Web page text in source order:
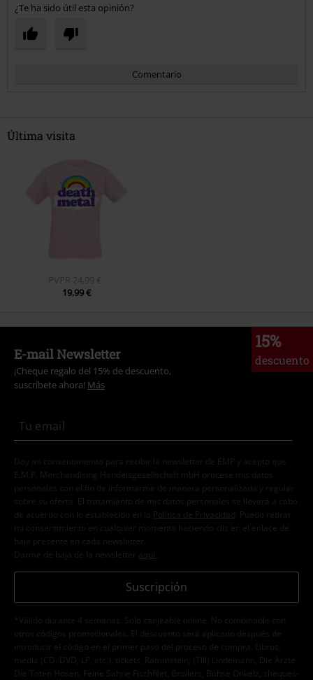
¿Te ha sido útil esta opinión?
Comentario
Última visita
PVPR 24,99 €
19,99 €
15%
descuento
E-mail Newsletter
¡Cheque regalo del 15% de descuento,
suscríbete ahora! Más
Doy mi consentimiento para recibir la newsletter de EMP y acepto que
E.M.P. Merchandising Handelsgesellschaft mbH procese mis datos
personales con el fin de informarme de manera personalizada y regular
sobre su oferta. El tratamiento de mis datos personales se llevará a cabo
de acuerdo con lo establecido en la
Política de Privacidad . Puedo retirar
mi consentimiento en cualquier momento haciendo clic en el enlace de
baja presente en cada newsletter.
Darme de baja de la newsletter
aquí
Suscripción
*Válido durante 4 semanas. Solo canjeable online. No combinable con
otros códigos promocionales. El descuento será aplicado después de
introducir el código en el primer paso del proceso de compra. Libros,
media (CD, DVD, LP, etc.), tickets, Rammstein, (Till) Lindemann, Die Ärzte,
Die Toten Hosen, Feine Sahne Fischfilet, Broilers, Böhse Onkelz, cheques-